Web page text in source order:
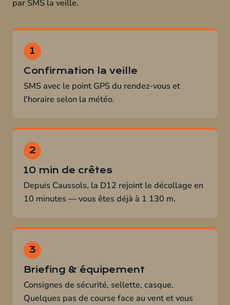
par SMS la veille.
Confirmation la veille
SMS avec le point GPS du rendez-vous et
l'horaire selon la météo.
10 min de crêtes
Depuis Caussols, la D12 rejoint le décollage en
10 minutes — vous êtes déjà à 1 130 m.
Briefing & équipement
Consignes de sécurité, sellette, casque.
Quelques pas de course face au vent et vous